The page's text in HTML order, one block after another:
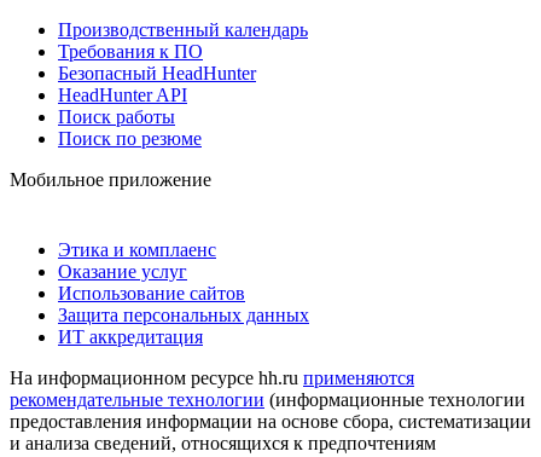
Производственный календарь
Требования к ПО
Безопасный HeadHunter
HeadHunter API
Поиск работы
Поиск по резюме
Мобильное приложение
Этика и комплаенс
Оказание услуг
Использование сайтов
Защита персональных данных
ИТ аккредитация
На информационном ресурсе hh.ru применяются
рекомендательные технологии (информационные технологии
предоставления информации на основе сбора, систематизации
и анализа сведений, относящихся к предпочтениям